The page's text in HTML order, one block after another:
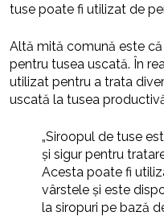
tuse poate fi utilizat de
Altă mită comună este
pentru tusea uscată. În
utilizat pentru a trata
uscată la tusea
„Siroopul de tuse
și sigur pentru
Acesta poate fi
vârstele și este
la siropuri pe bază